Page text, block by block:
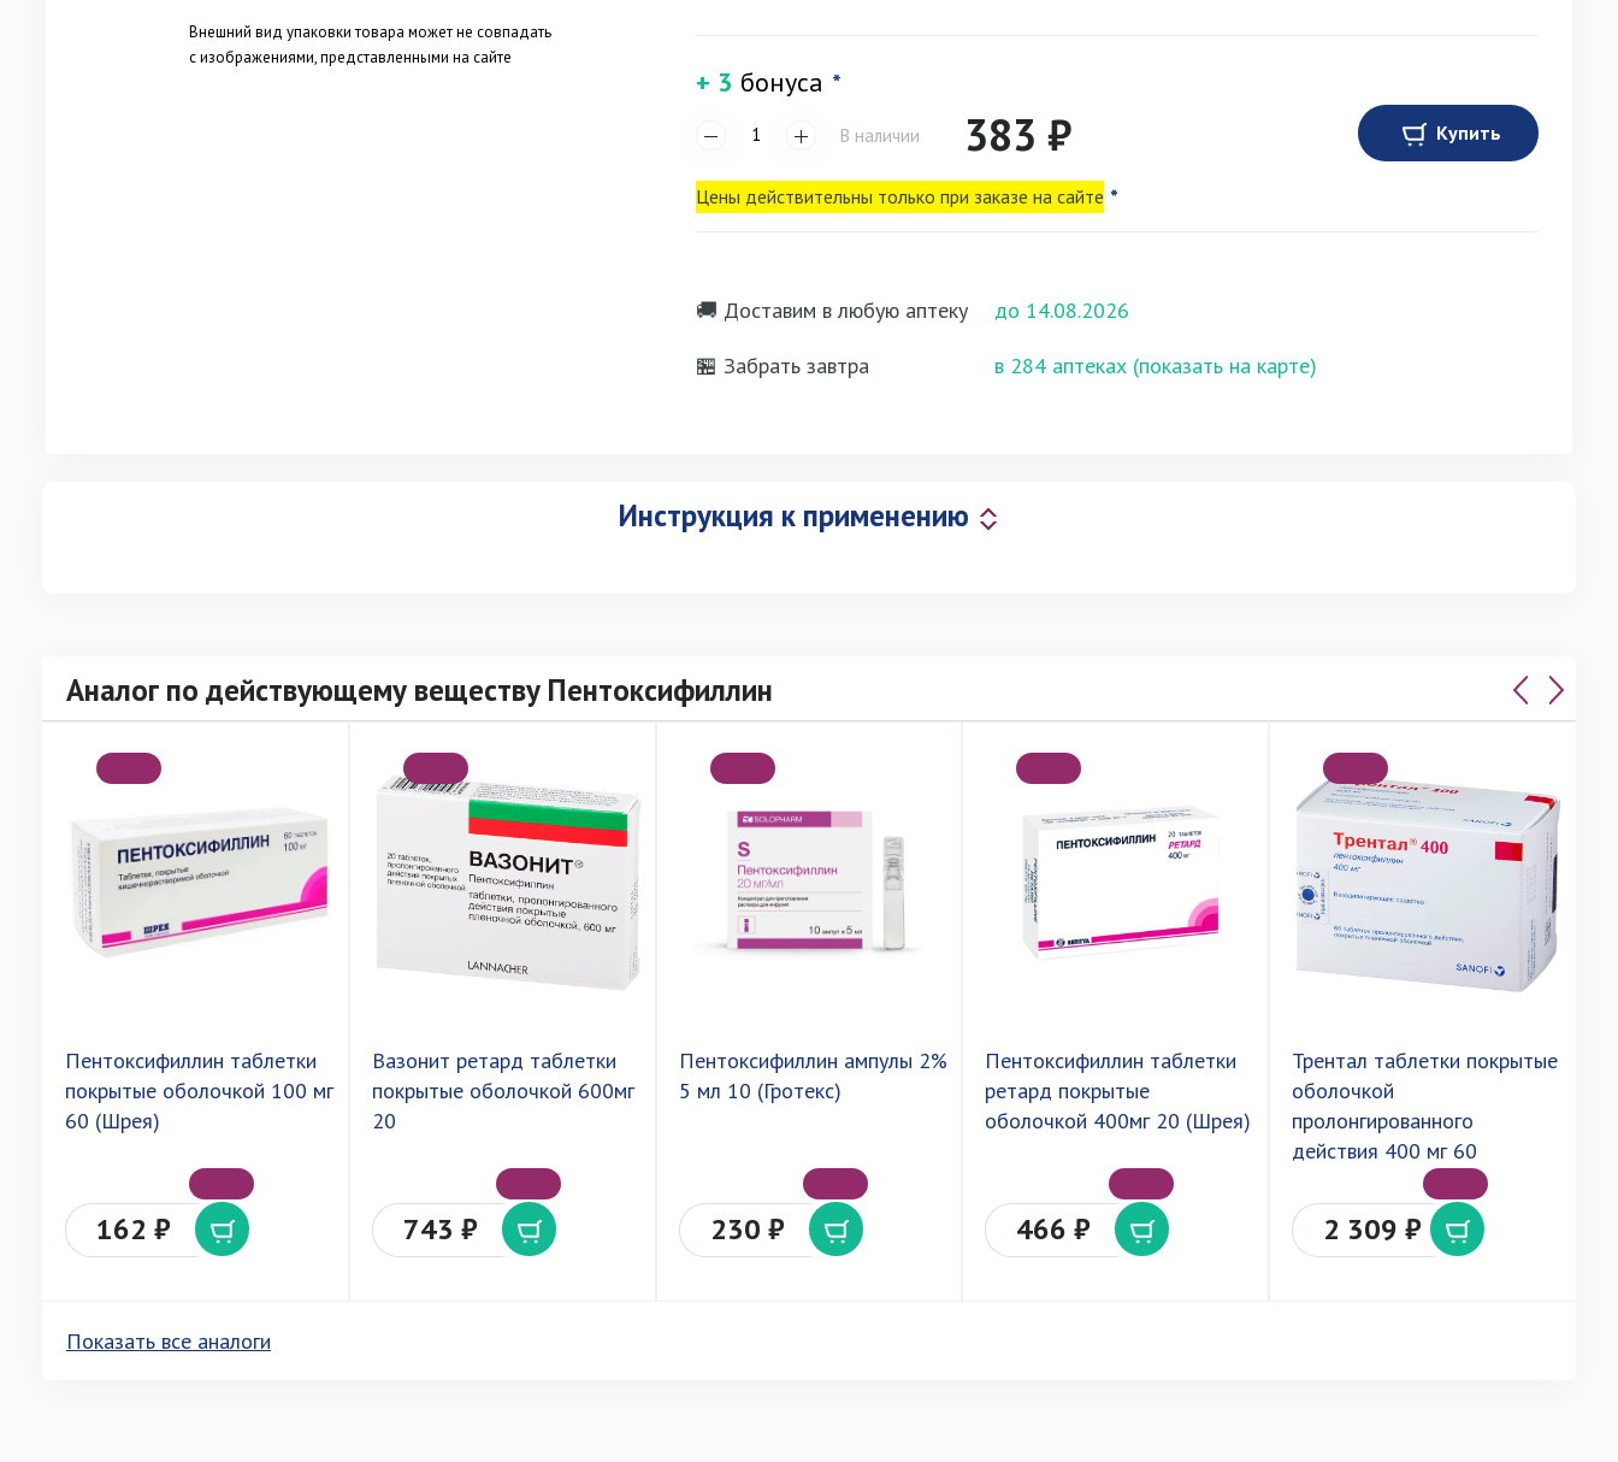
Внешний вид упаковки товара может не совпадать
с изображениями, представленными на сайте
+ 3 бонуса *
В наличии 383 ₽ Купить
Цены действительны только при заказе на сайте *
🚚 Доставим в любую аптеку
до 14.08.2026
🏪 Забрать завтра
в 284 аптеках (показать на карте)
Инструкция к применению
Аналог по действующему веществу Пентоксифиллин
Пентоксифиллин таблетки
покрытые оболочкой 100 мг
60 (Шрея)
162 ₽
Вазонит ретард таблетки
покрытые оболочкой 600мг
20
743 ₽
Пентоксифиллин ампулы 2%
5 мл 10 (Гротекс)
230 ₽
Пентоксифиллин таблетки
ретард покрытые
оболочкой 400мг 20 (Шрея)
466 ₽
Трентал таблетки покрытые
оболочкой
пролонгированного
действия 400 мг 60
2 309 ₽
Показать все аналоги